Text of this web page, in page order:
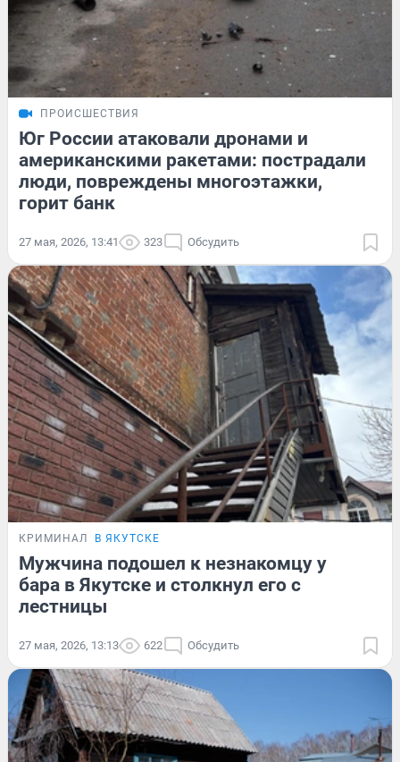
ПРОИСШЕСТВИЯ
Юг России атаковали дронами и
американскими ракетами: пострадали
люди, повреждены многоэтажки,
горит банк
27 мая, 2026, 13:41 323 Обсудить
КРИМИНАЛ В ЯКУТСКЕ
Мужчина подошел к незнакомцу у
бара в Якутске и столкнул его с
лестницы
27 мая, 2026, 13:13 622 Обсудить